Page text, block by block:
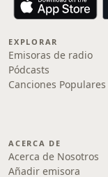
EXPLORAR
Emisoras de radio
Pódcasts
Canciones Populares
ACERCA DE
Acerca de Nosotros
Añadir emisora